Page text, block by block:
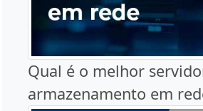
Qual é o melhor
armazenamento em